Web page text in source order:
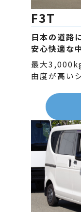
F3T
日本の道路
安心快適な
最大
由度が高い